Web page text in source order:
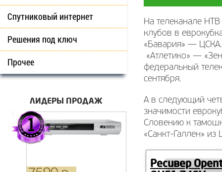
Спутниковый интернет
Решения под ключ
Прочее
ЛИДЕРЫ ПРОДАЖ
На телеканале
клубов в
«Бавария» —
«Атлетико» —
федеральный
сентября.
А в следующий
значимости
Словению к
«Санкт-Галлен»
Ресивер